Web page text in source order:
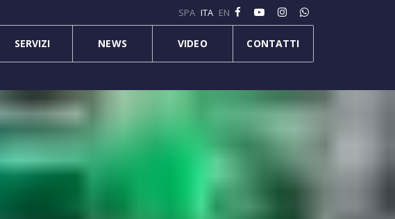
SPA ITA EN
SERVIZI NEWS VIDEO CONTATTI